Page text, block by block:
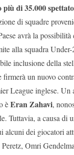
di 35.000
di squadre
avrà la
alla squadra
inclusione della
firmerà un nuovo
League inglese. Un
èEran Zahavi,
Tuttavia, a causa di
alcuni dei giocatori
Omri